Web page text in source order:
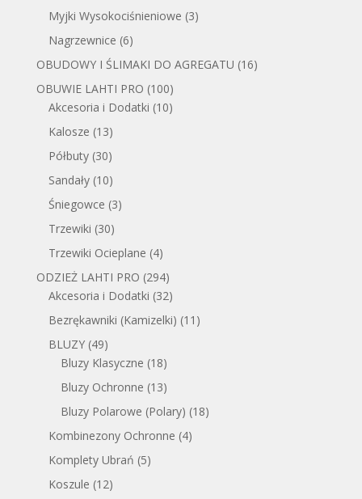
Myjki Wysokociśnieniowe (3)
Nagrzewnice (6)
OBUDOWY I ŚLIMAKI DO AGREGATU (16)
OBUWIE LAHTI PRO (100)
Akcesoria i Dodatki (10)
Kalosze (13)
Półbuty (30)
Sandały (10)
Śniegowce (3)
Trzewiki (30)
Trzewiki Ocieplane (4)
ODZIEŻ LAHTI PRO (294)
Akcesoria i Dodatki (32)
Bezrękawniki (Kamizelki) (11)
BLUZY (49)
Bluzy Klasyczne (18)
Bluzy Ochronne (13)
Bluzy Polarowe (Polary) (18)
Kombinezony Ochronne (4)
Komplety Ubrań (5)
Koszule (12)